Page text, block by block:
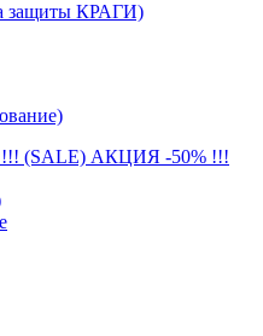
КРАГИ)
АКЦИЯ -50% !!!